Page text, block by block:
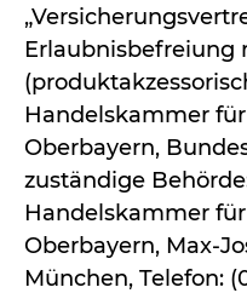
Erlaubnisbefreiung
Handelskammer
Oberbayern,
zuständige
Handelskammer
Oberbayern, Max-
München, Telefon: